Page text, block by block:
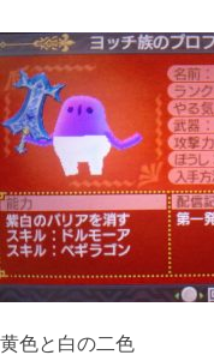
黄色と白の二色